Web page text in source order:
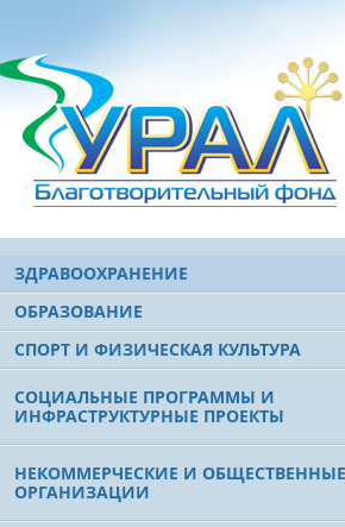
ЗДРАВООХРАНЕНИЕ
ОБРАЗОВАНИЕ
СПОРТ И ФИЗИЧЕСКАЯ КУЛЬТУРА
СОЦИАЛЬНЫЕ ПРОГРАММЫ И
ИНФРАСТРУКТУРНЫЕ ПРОЕКТЫ
НЕКОММЕРЧЕСКИЕ И ОБЩЕСТВЕННЫЕ
ОРГАНИЗАЦИИ